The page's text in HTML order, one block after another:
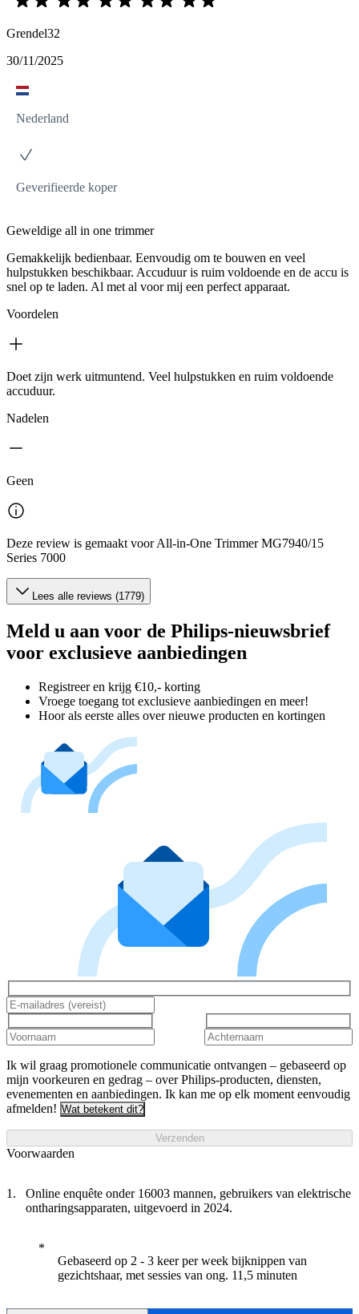
Grendel32
30/11/2025
Nederland
Geverifieerde koper
Geweldige all in one trimmer
Gemakkelijk bedienbaar. Eenvoudig om te bouwen en veel
hulpstukken beschikbaar. Accuduur is ruim voldoende en de accu is
snel op te laden. Al met al voor mij een perfect apparaat.
Voordelen
Doet zijn werk uitmuntend. Veel hulpstukken en ruim voldoende
accuduur.
Nadelen
Geen
Deze review is gemaakt voor All-in-One Trimmer MG7940/15
Series 7000
Lees alle reviews (1779)
Meld u aan voor de Philips-nieuwsbrief
voor exclusieve aanbiedingen
Registreer en krijg €10,- korting
Vroege toegang tot exclusieve aanbiedingen en meer!
Hoor als eerste alles over nieuwe producten en kortingen
Ik wil graag promotionele communicatie ontvangen – gebaseerd op
mijn voorkeuren en gedrag – over Philips-producten, diensten,
evenementen en aanbiedingen. Ik kan me op elk moment eenvoudig
afmelden! Wat betekent dit?
Verzenden
Voorwaarden
Online enquête onder 16003 mannen, gebruikers van elektrische
ontharingsapparaten, uitgevoerd in 2024.
Gebaseerd op 2 - 3 keer per week bijknippen van
gezichtshaar, met sessies van ong. 11,5 minuten